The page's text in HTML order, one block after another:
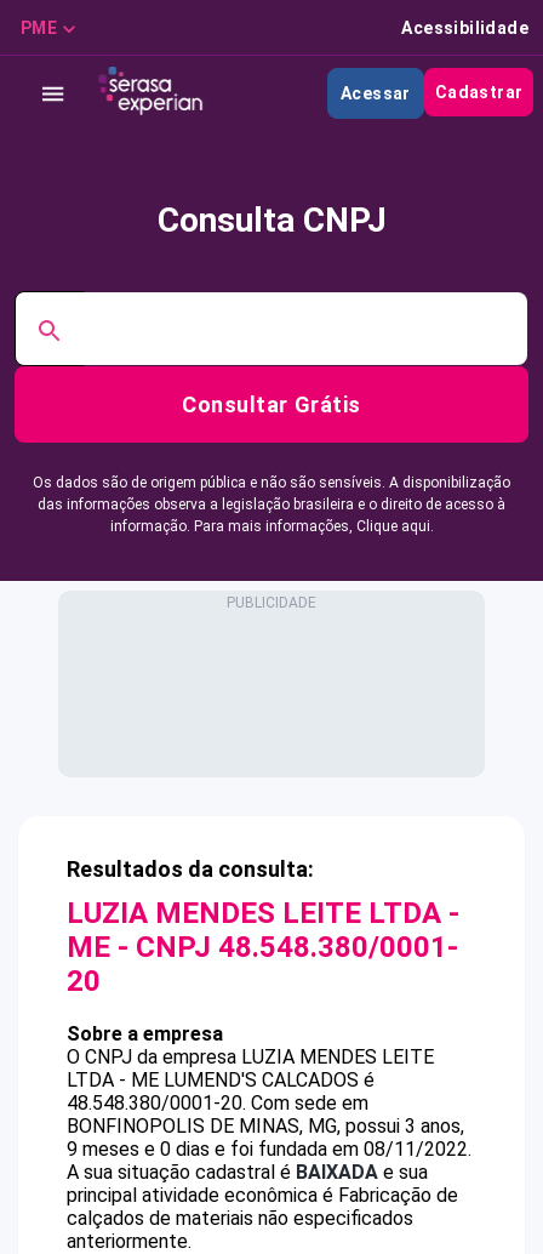
PME Acessibilidade
Acessar Cadastrar
Consulta CNPJ
Consultar Grátis
Os dados são de origem pública e não são sensíveis. A disponibilização
das informações observa a legislação brasileira e o direito de acesso à
informação. Para mais informações, Clique aqui.
Resultados da consulta:
LUZIA MENDES LEITE LTDA -
ME - CNPJ 48.548.380/0001-
20
Sobre a empresa
O CNPJ da empresa LUZIA MENDES LEITE
LTDA - ME LUMEND'S CALCADOS é
48.548.380/0001-20. Com sede em
BONFINOPOLIS DE MINAS, MG, possui 3 anos,
9 meses e 0 dias e foi fundada em 08/11/2022.
A sua situação cadastral é BAIXADA e sua
principal atividade econômica é Fabricação de
calçados de materiais não especificados
anteriormente.